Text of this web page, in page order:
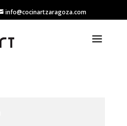
info@cocinartzaragoza.com